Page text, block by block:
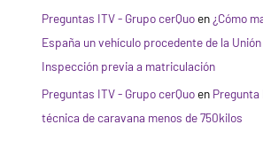
Preguntas ITV - Grupo cerQuoen ¿Cómo
España un vehículo procedente de la
Inspección previa a matriculación
Preguntas ITV - Grupo cerQuoen Pregunta
técnica de caravana menos de 750kilos